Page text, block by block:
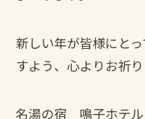
新しい年が皆様にと
すよう、心よりお祈り
名湯の宿 鳴子ホテ